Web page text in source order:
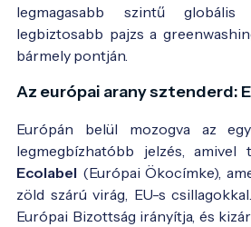
legmagasabb szintű
legbiztosabb pajzs a
bármely pontján.
Az európai arany sztenderd:
Európán belül mozogva az
legmegbízhatóbb jelzés, amivel
Ecolabel (Európai Ökocímke),
zöld szárú virág, EU-s
Európai Bizottság irányítja, és